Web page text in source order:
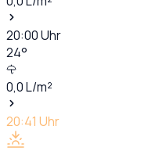
20:00Uhr
24°
0,0L/m²
20:41 Uhr